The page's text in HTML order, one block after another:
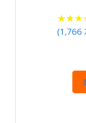
★★★
★★★
(1,766